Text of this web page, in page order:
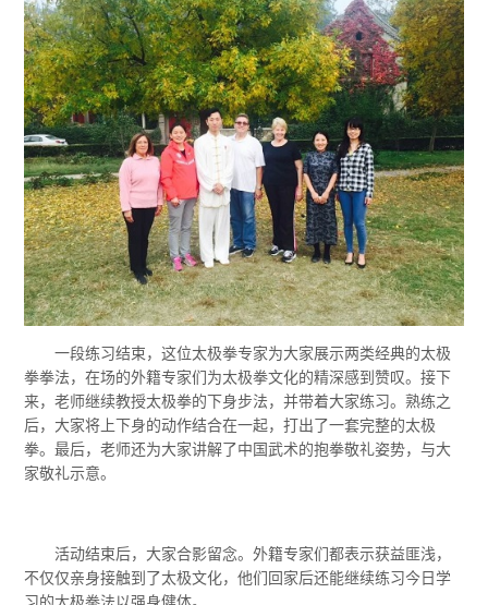
一段练习结束，这位太极拳专家为大家展示两类经典的太极
拳拳法，在场的外籍专家们为太极拳文化的精深感到赞叹。接下
来，老师继续教授太极拳的下身步法，并带着大家练习。熟练之
后，大家将上下身的动作结合在一起，打出了一套完整的太极
拳。最后，老师还为大家讲解了中国武术的抱拳敬礼姿势，与大
家敬礼示意。
活动结束后，大家合影留念。外籍专家们都表示获益匪浅，
不仅仅亲身接触到了太极文化，他们回家后还能继续练习今日学